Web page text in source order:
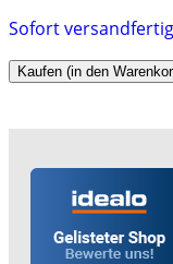
Sofort versandfertig
Kaufen (in den